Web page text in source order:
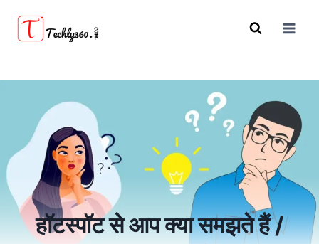
हॉटस्पॉट से आप क्या समझते हैं /